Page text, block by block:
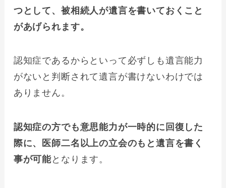
つとして、被相続人が遺言を書いておくこと
があげられます。
認知症であるからといって必ずしも遺言能力
がないと判断されて遺言が書けないわけでは
ありません。
認知症の方でも意思能力が一時的に回復した
際に、医師二名以上の立会のもと遺言を書く
事が可能となります。